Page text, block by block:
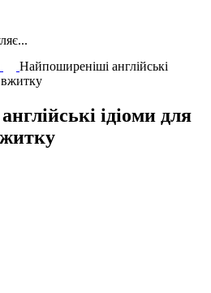
Найпоширеніші англійські
вжитку
ідіоми для